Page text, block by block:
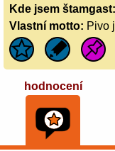
Kde jsem štamgast:
Vlastní motto: Pivo
hodnocení